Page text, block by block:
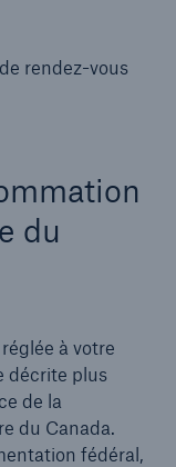
rendez-vous
du
à votre
décrite plus
de la
du Canada.
fédéral,